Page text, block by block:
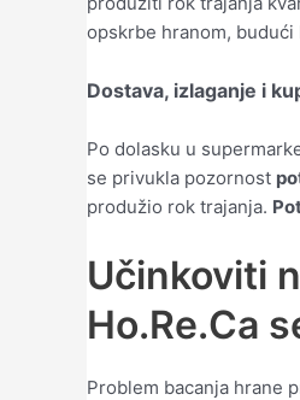
opskrbe hranom,
Dostava, izlaganje i
Po dolasku u
se privukla pozornost
produžio rok trajanja.
Učinkoviti
Ho.Re.Ca
Problem bacanja hrane